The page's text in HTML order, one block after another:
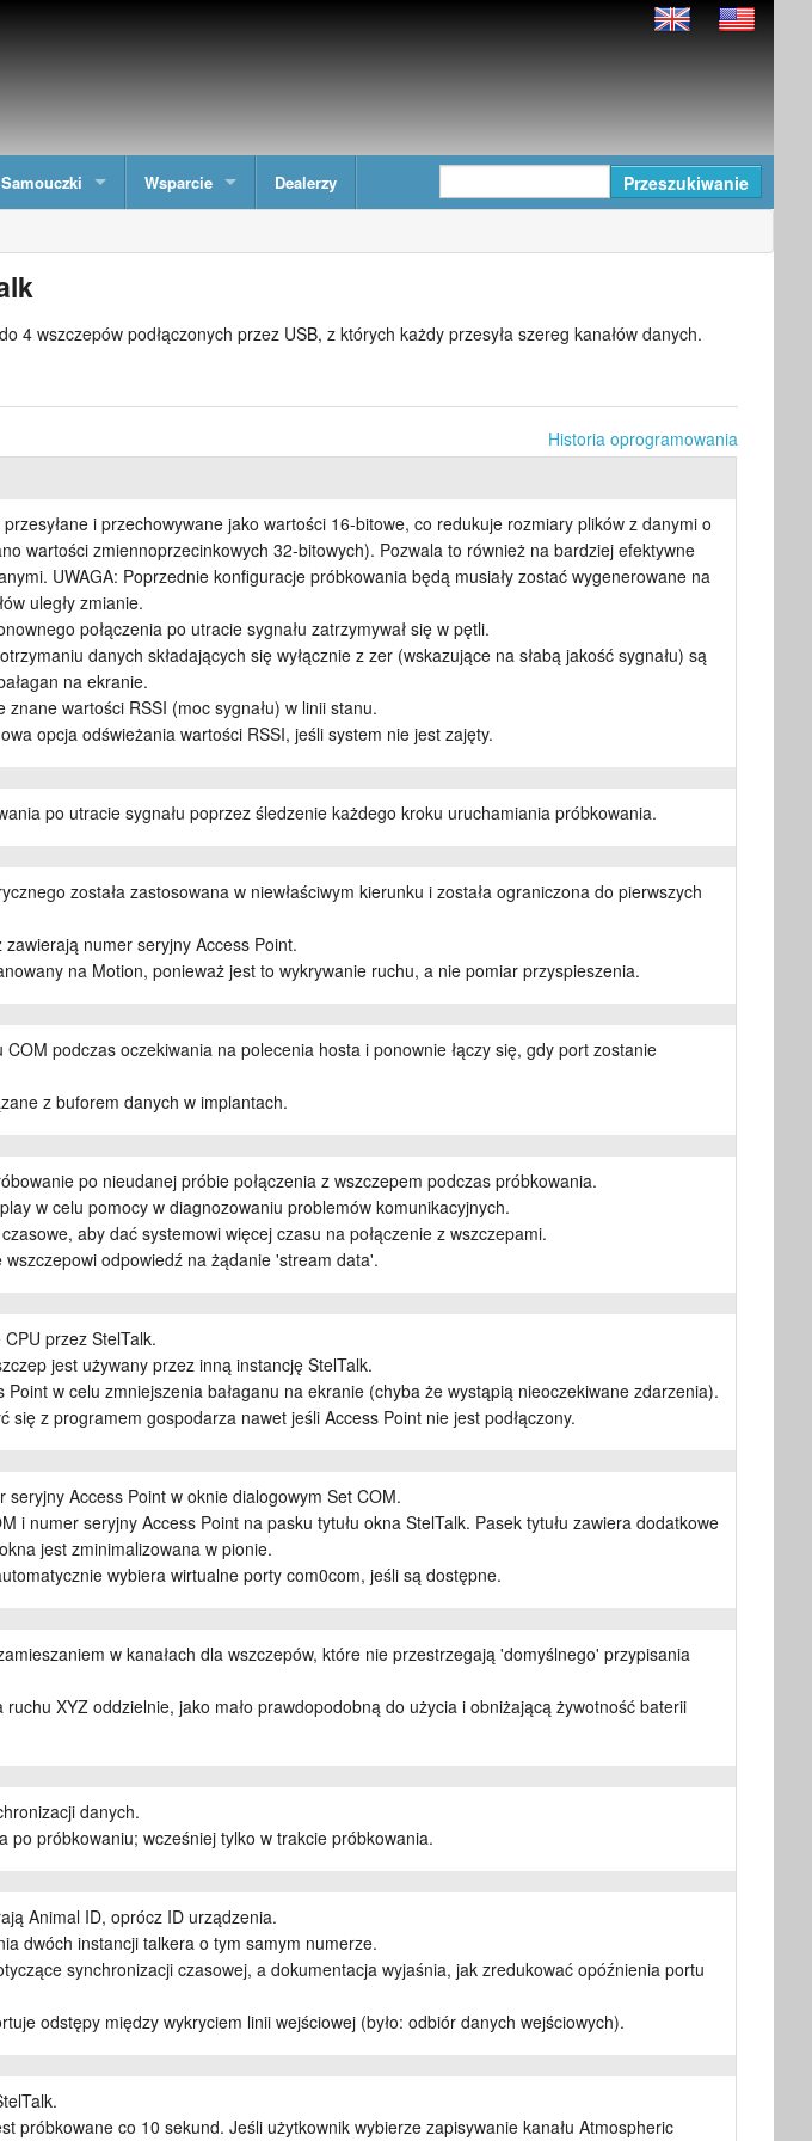
Samouczki Wsparcie Dealerzy
4 wszczepów podłączonych przez USB, z których każdy przesyła szereg kanałów danych.
Historia oprogramowania
i przechowywane jako wartości 16-bitowe, co redukuje rozmiary plików z danymi o
wartości zmiennoprzecinkowych 32-bitowych). Pozwala to również na bardziej efektywne
UWAGA: Poprzednie konfiguracje próbkowania będą musiały zostać wygenerowane na
uległy zmianie.
połączenia po utracie sygnału zatrzymywał się w pętli.
danych składających się wyłącznie z zer (wskazujące na słabą jakość sygnału) są
na ekranie.
znane wartości RSSI (moc sygnału) w linii stanu.
opcja odświeżania wartości RSSI, jeśli system nie jest zajęty.
po utracie sygnału poprzez śledzenie każdego kroku uruchamiania próbkowania.
została zastosowana w niewłaściwym kierunku i została ograniczona do pierwszych
zawierają numer seryjny Access Point.
na Motion, ponieważ jest to wykrywanie ruchu, a nie pomiar przyspieszenia.
COM podczas oczekiwania na polecenia hosta i ponownie łączy się, gdy port zostanie
z buforem danych w implantach.
po nieudanej próbie połączenia z wszczepem podczas próbkowania.
w celu pomocy w diagnozowaniu problemów komunikacyjnych.
aby dać systemowi więcej czasu na połączenie z wszczepami.
odpowiedź na żądanie 'stream data'.
przez StelTalk.
jest używany przez inną instancję StelTalk.
Point w celu zmniejszenia bałaganu na ekranie (chyba że wystąpią nieoczekiwane zdarzenia).
się z programem gospodarza nawet jeśli Access Point nie jest podłączony.
seryjny Access Point w oknie dialogowym Set COM.
i numer seryjny Access Point na pasku tytułu okna StelTalk. Pasek tytułu zawiera dodatkowe
jest zminimalizowana w pionie.
wybiera wirtualne porty com0com, jeśli są dostępne.
w kanałach dla wszczepów, które nie przestrzegają 'domyślnego' przypisania
ruchu XYZ oddzielnie, jako mało prawdopodobną do użycia i obniżającą żywotność baterii
danych.
po próbkowaniu; wcześniej tylko w trakcie próbkowania.
Animal ID, oprócz ID urządzenia.
dwóch instancji talkera o tym samym numerze.
synchronizacji czasowej, a dokumentacja wyjaśnia, jak zredukować opóźnienia portu
odstępy między wykryciem linii wejściowej (było: odbiór danych wejściowych).
próbkowane co 10 sekund. Jeśli użytkownik wybierze zapisywanie kanału Atmospheric